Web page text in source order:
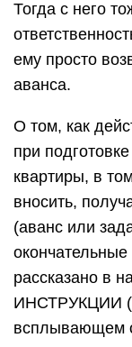
Тогда с него
ему просто
аванса.
О том, как
при
квартиры, в
вносить,
(аванс или
рассказано
ИНСТРУКЦИИ
всплывающем